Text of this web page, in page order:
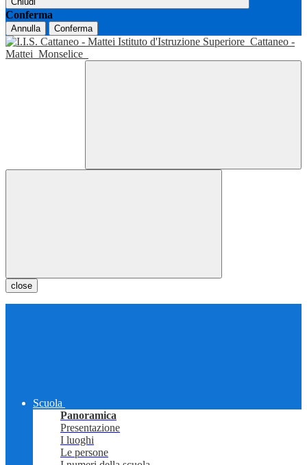
Conferma
Annulla Conferma
Istituto d'Istruzione Superiore Cattaneo -
Mattei Monselice
close
Scuola
Panoramica
Presentazione
I luoghi
Le persone